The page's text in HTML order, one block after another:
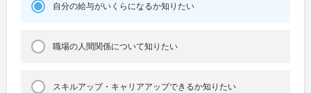
自分の給与がいくらになるか知りたい
職場の人間関係について知りたい
スキルアップ・キャリアアップできるか知りたい